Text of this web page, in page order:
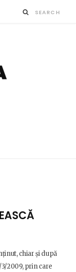
chiar și după
2009, prin care